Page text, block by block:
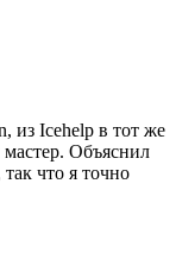
из Icehelp в тот же
Объяснил
что я точно